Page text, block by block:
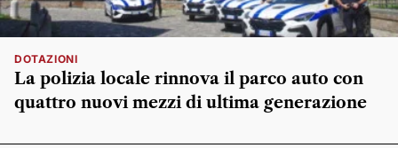
DOTAZIONI
La polizia locale rinnova il parco auto con
quattro nuovi mezzi di ultima generazione